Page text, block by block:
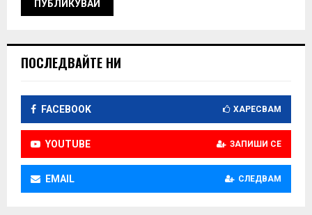
ПОСЛЕДВАЙТЕ НИ
FACEBOOK ХАРЕСВАМ
YOUTUBE ЗАПИШИ СЕ
EMAIL СЛЕДВАМ